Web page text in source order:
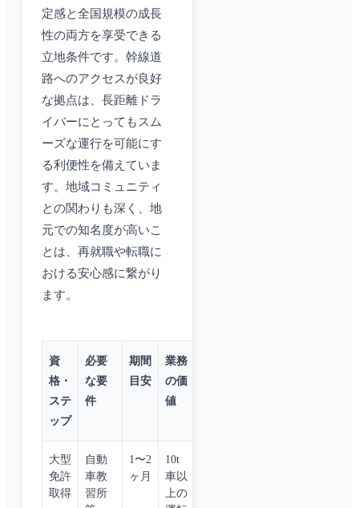
定感と全国規模の成長
性の両方を享受できる
立地条件です。幹線道
路へのアクセスが良好
な拠点は、長距離ドラ
イバーにとってもスム
ーズな運行を可能にす
る利便性を備えていま
す。地域コミュニティ
との関わりも深く、地
元での知名度が高いこ
とは、再就職や転職に
おける安心感に繋がり
ます。
資
格・
ステ
ップ
必要
な要
件
期間
目安
業務
の価
値
大型
免許
取得
自動
車教
習所
1〜2
ヶ月
10t
車以
上の